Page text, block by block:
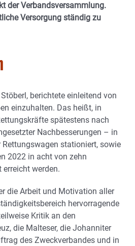
der Verbandsversammlung.
Versorgung ständig zu
berichtete einleitend von
einzuhalten. Das heißt, in
spätestens nach
Nachbesserungen – in
stationiert, sowie
2022 in acht von zehn
werden.
die Arbeit und Motivation aller
hervorragende
Kritik an den
die Malteser, die Johanniter
des Zweckverbandes und in